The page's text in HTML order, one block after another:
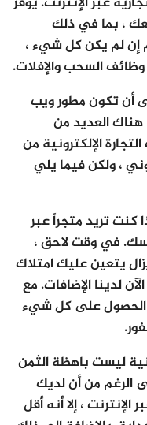
، بما في ذلك
إن لم يكن كل شيء ،
وظائف السحب والإفلات.
أن تكون مطور ويب
هناك العديد من
الإلكترونية من
، ولكن فيما يلي
تريد متجراً عبر
في وقت لاحق ،
يتعين عليك امتلاك
لدينا الإضافات. مع
الحصول على كل شيء
ليست باهظة الثمن
الرغم من أن لديك
، إلا أنه أقل